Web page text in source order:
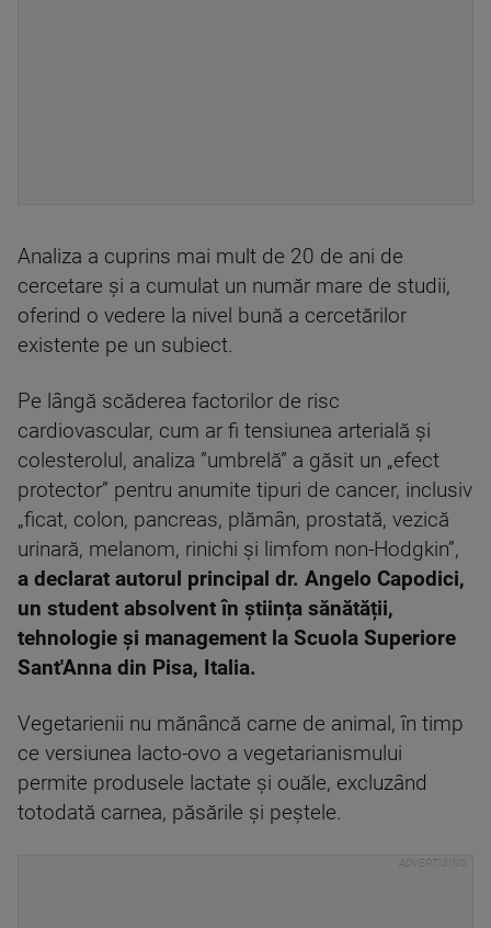
Analiza a cuprins mai mult de 20 de ani de
cercetare și a cumulat un număr mare de studii,
oferind o vedere la nivel bună a cercetărilor
existente pe un subiect.
Pe lângă scăderea factorilor de risc
cardiovascular, cum ar fi tensiunea arterială și
colesterolul, analiza ”umbrelă” a găsit un „efect
protector” pentru anumite tipuri de cancer, inclusiv
„ficat, colon, pancreas, plămân, prostată, vezică
urinară, melanom, rinichi și limfom non-Hodgkin”,
a declarat autorul principal dr. Angelo Capodici,
un student absolvent în știința sănătății,
tehnologie și management la Scuola Superiore
Sant'Anna din Pisa, Italia.
Vegetarienii nu mănâncă carne de animal, în timp
ce versiunea lacto-ovo a vegetarianismului
permite produsele lactate și ouăle, excluzând
totodată carnea, păsările și peștele.